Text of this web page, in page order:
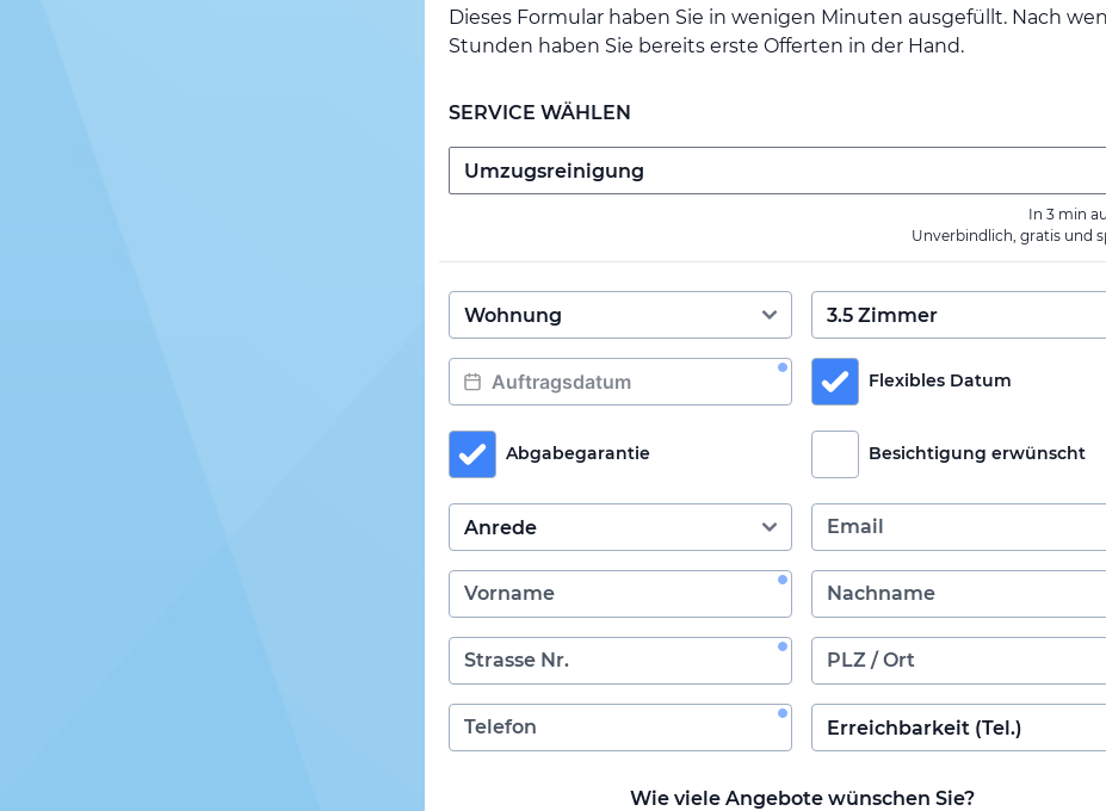
Dieses Formular haben Sie in wenigen Minuten ausgefüllt. Nach
Stunden haben Sie bereits erste Offerten in der Hand.
SERVICE WÄHLEN
In 3 min
Unverbindlich, gratis und
Flexibles Datum
Abgabegarantie Besichtigung erwünscht
Wie viele Angebote wünschen Sie?